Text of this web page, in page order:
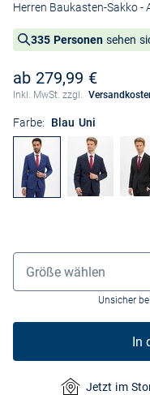
Herren Baukasten-Sakko -
335 Personen sehen
ab 279,99 €
Inkl. MwSt. zzgl.
Farbe: Blau Uni
Größenauswahl
Größe wählen
Unsicher
In
Jetzt im